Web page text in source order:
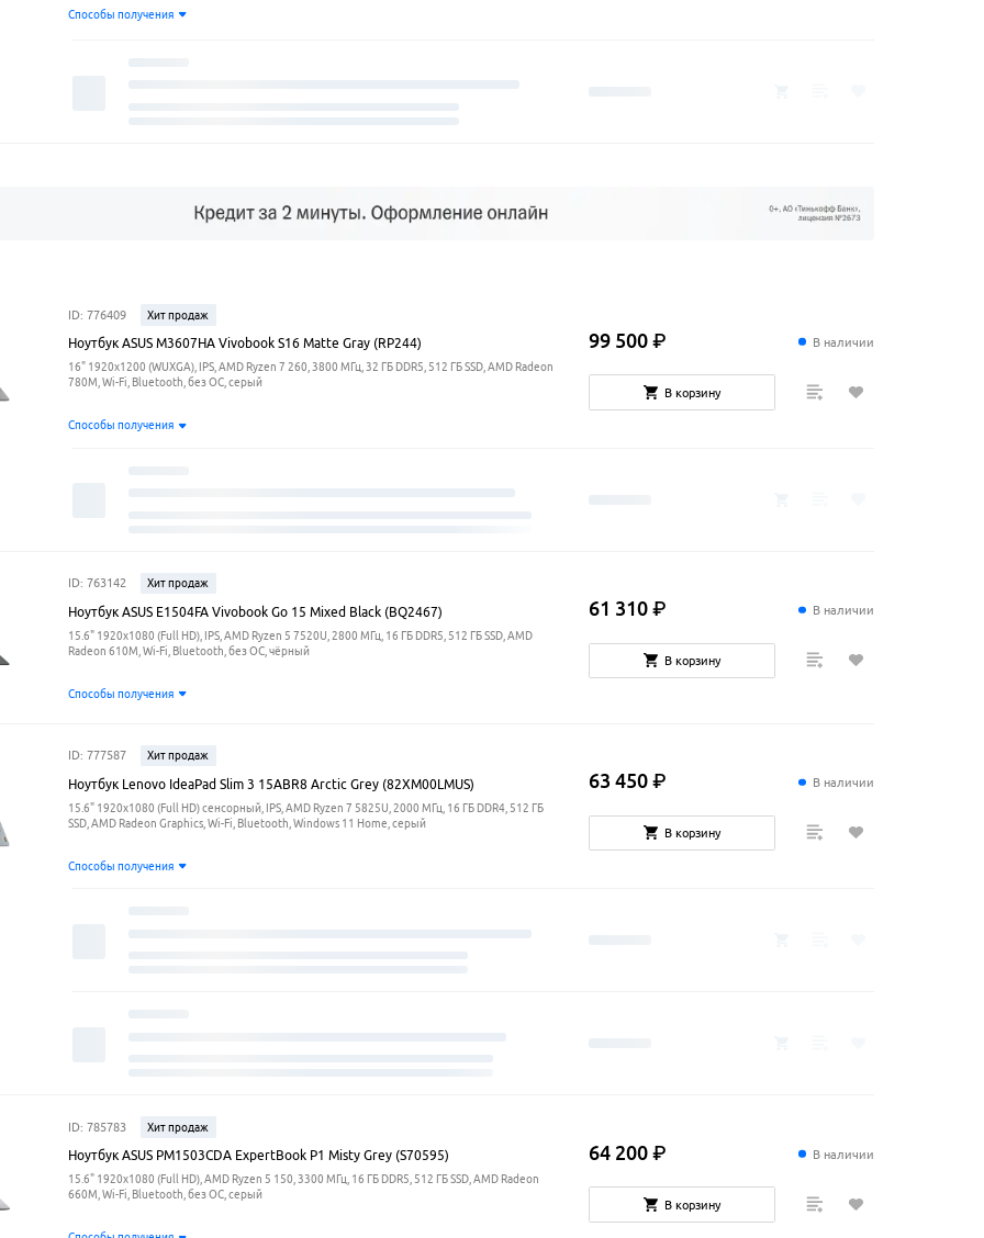
Способы получения
ID: 776409 Хит продаж
Ноутбук ASUS M3607HA Vivobook S16 Matte Gray (RP244)
16" 1920x1200 (WUXGA), IPS, AMD Ryzen 7 260, 3800 МГц, 32 ГБ DDR5, 512 ГБ SSD, AMD Radeon
780M, Wi-Fi, Bluetooth, без ОС, серый
Способы получения
В наличии
99 500 ₽
В корзину
ID: 763142 Хит продаж
Ноутбук ASUS E1504FA Vivobook Go 15 Mixed Black (BQ2467)
15.6" 1920x1080 (Full HD), IPS, AMD Ryzen 5 7520U, 2800 МГц, 16 ГБ DDR5, 512 ГБ SSD, AMD
Radeon 610M, Wi-Fi, Bluetooth, без ОС, чёрный
Способы получения
В наличии
61 310 ₽
В корзину
ID: 777587 Хит продаж
Ноутбук Lenovo IdeaPad Slim 3 15ABR8 Arctic Grey (82XM00LMUS)
15.6" 1920x1080 (Full HD) сенсорный, IPS, AMD Ryzen 7 5825U, 2000 МГц, 16 ГБ DDR4, 512 ГБ
SSD, AMD Radeon Graphics, Wi-Fi, Bluetooth, Windows 11 Home, серый
Способы получения
В наличии
63 450 ₽
В корзину
ID: 785783 Хит продаж
Ноутбук ASUS PM1503CDA ExpertBook P1 Misty Grey (S70595)
15.6" 1920x1080 (Full HD), AMD Ryzen 5 150, 3300 МГц, 16 ГБ DDR5, 512 ГБ SSD, AMD Radeon
660M, Wi-Fi, Bluetooth, без ОС, серый
В наличии
64 200 ₽
В корзину